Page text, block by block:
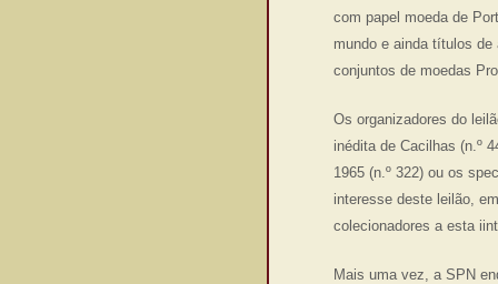
com papel moeda de
mundo e ainda títulos
conjuntos de moedas
Os organizadores do
inédita de Cacilhas (n.º
1965 (n.º 322) ou os
interesse deste leilão,
colecionadores a esta
Mais uma vez, a SPN